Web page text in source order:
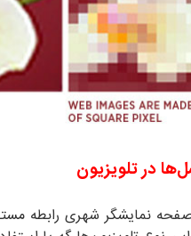
در تلویزیون
نمایشگر شهری رابطه